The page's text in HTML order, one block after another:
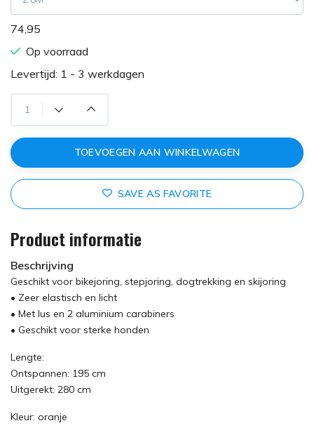
74,95
Op voorraad
Levertijd: 1 - 3 werkdagen
TOEVOEGEN AAN WINKELWAGEN
SAVE AS FAVORITE
Product informatie
Beschrijving
Geschikt voor bikejoring, stepjoring, dogtrekking en skijoring
• Zeer elastisch en licht
• Met lus en 2 aluminium carabiners
• Geschikt voor sterke honden
Lengte:
Ontspannen: 195 cm
Uitgerekt: 280 cm
Kleur: oranje